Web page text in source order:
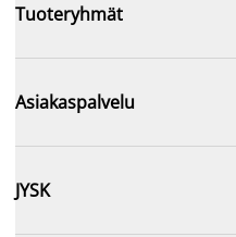
Tuoteryhmät
Asiakaspalvelu
JYSK